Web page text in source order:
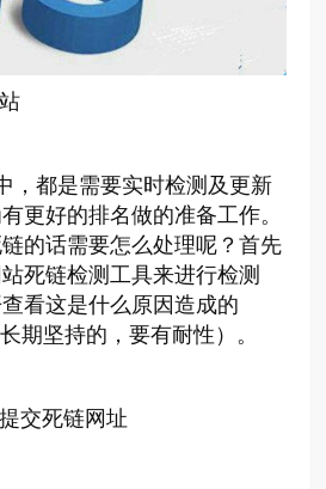
，都是需要实时检测及更新
更好的排名做的准备工作。
的话需要怎么处理呢？首先
死链检测工具来进行检测
看这是什么原因造成的
期坚持的，要有耐性）。
交死链网址